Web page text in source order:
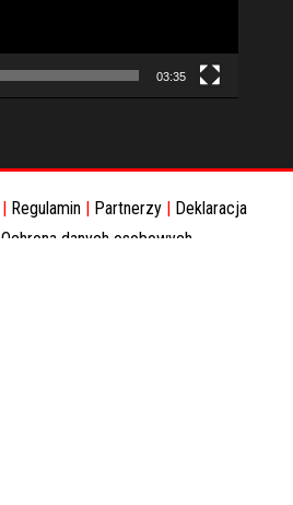
03:35
Regulamin Partnerzy
Deklaracja
Ochrona danych osobowych